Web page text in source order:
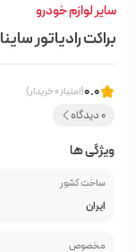
سایر لوازم خودرو
براکت رادیاتور ساینا 25 عددی
0.0(امتیاز 0 خریدار)
0 دیدگاه
ویژگی ها
ساخت کشور
ایران
مخصوص